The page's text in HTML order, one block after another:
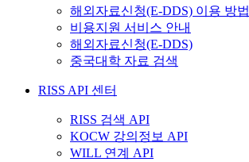
해외자료신청(E-DDS) 이용 방법
비용지원 서비스 안내
해외자료신청(E-DDS)
중국대학 자료 검색
RISS API 센터
RISS 검색 API
KOCW 강의정보 API
WILL 연계 API